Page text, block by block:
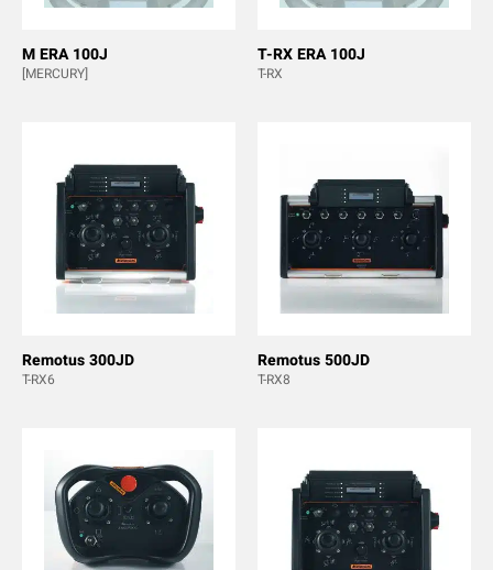
M ERA 100J
[MERCURY]
T-RX ERA 100J
T-RX
Remotus 300JD
T-RX6
Remotus 500JD
T-RX8